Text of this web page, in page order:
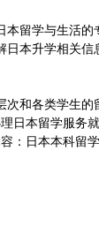
本留学与生活
日本升学相关
次和各类学生
日本留学服务
：日本本科留